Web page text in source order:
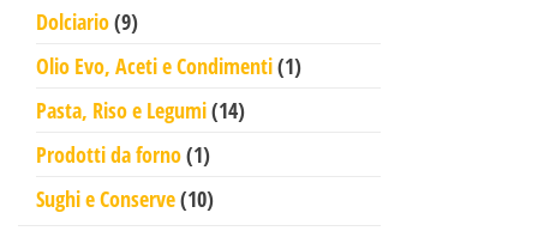
Dolciario 99 prodotti
Olio Evo, Aceti e Condimenti 11 prodotto
Pasta, Riso e Legumi 1414 prodotti
Prodotti da forno 11 prodotto
Sughi e Conserve 1010 prodotti